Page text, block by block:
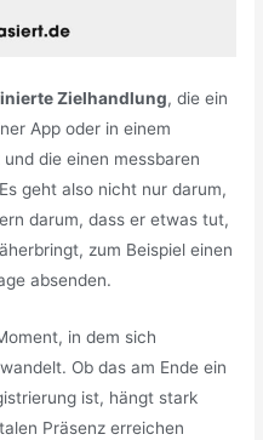
Zielhandlung, die ein
App oder in einem
die einen messbaren
geht also nicht nur darum,
darum, dass er etwas tut,
zum Beispiel einen
absenden.
in dem sich
Ob das am Ende ein
ist, hängt stark
Präsenz erreichen